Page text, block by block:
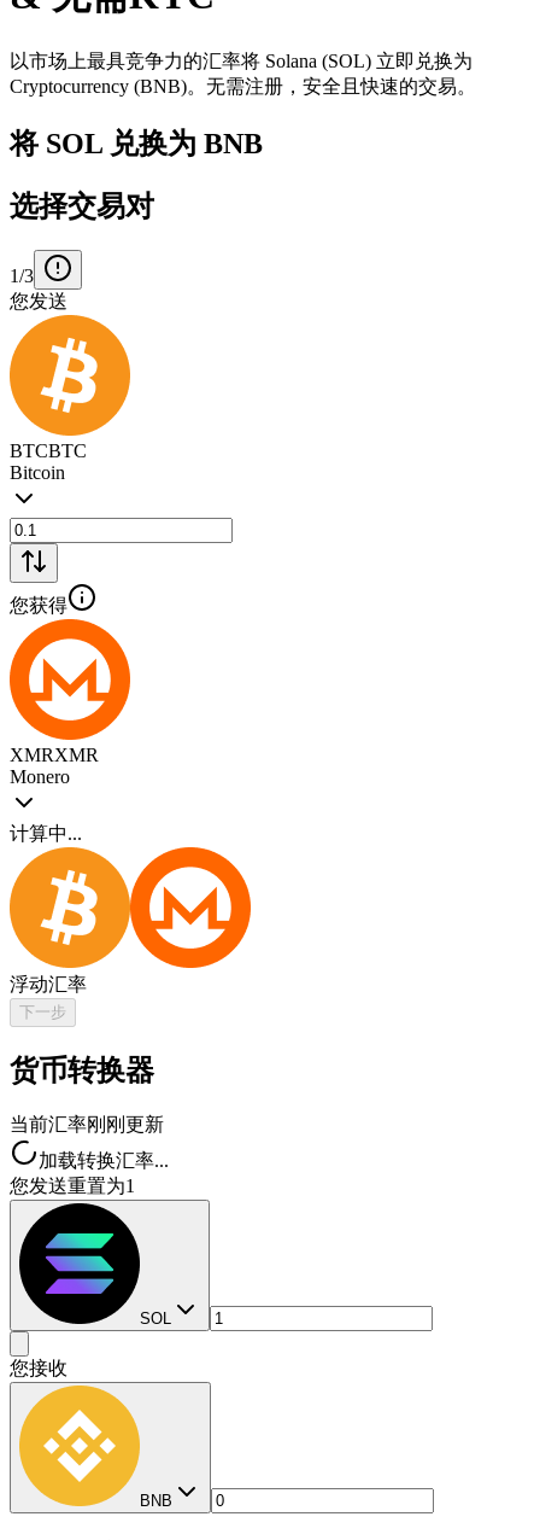
以市场上最具竞争力的汇率将 Solana (SOL) 立即兑换为
Cryptocurrency (BNB)。无需注册，安全且快速的交易。
将 SOL 兑换为 BNB
选择交易对
1/3
您发送
BTCBTC
Bitcoin
您获得
XMRXMR
Monero
计算中...
浮动汇率
下一步
货币转换器
当前汇率刚刚更新
加载转换汇率...
您发送重置为1
SOL
您接收
BNB